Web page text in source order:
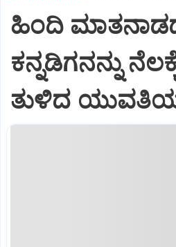
ಹಿಂದಿ
ಕನ್ನಡಿಗನನ್ನು
ತುಳಿದ